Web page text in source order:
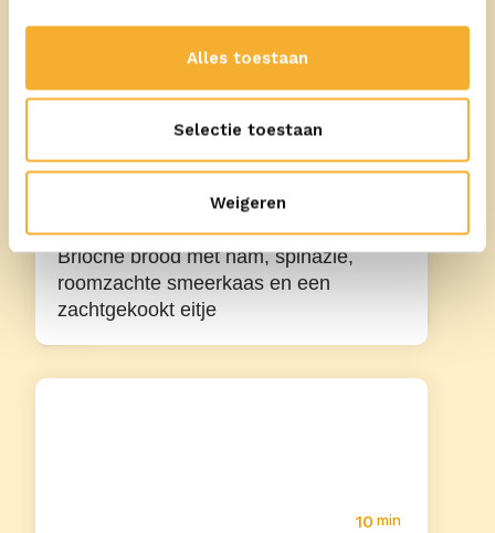
Alles toestaan
Selectie toestaan
Weigeren
Met ERU Goudkuipje Naturel
Brioche brood met ham, spinazie,
roomzachte smeerkaas en een
zachtgekookt eitje
10 min